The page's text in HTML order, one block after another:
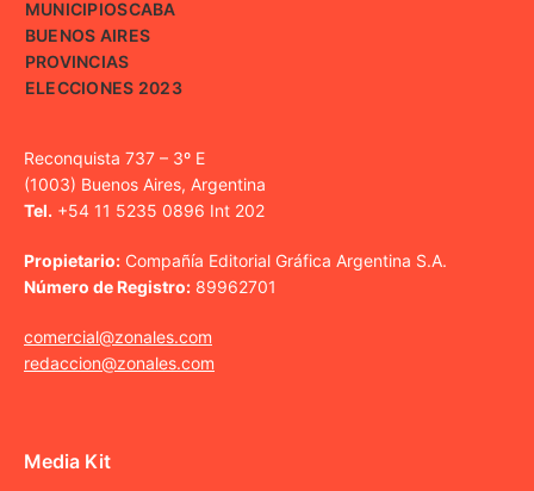
MUNICIPIOSCABA
BUENOS AIRES
PROVINCIAS
ELECCIONES 2023
Reconquista 737 – 3º E
(1003) Buenos Aires, Argentina
Tel. +54 11 5235 0896 Int 202
Propietario: Compañía Editorial Gráfica Argentina S.A.
Número de Registro: 89962701
comercial@zonales.com
redaccion@zonales.com
Media Kit